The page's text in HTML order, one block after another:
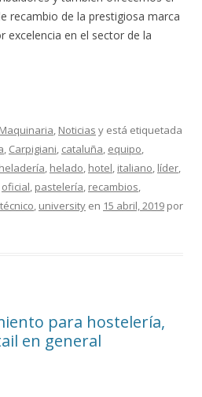
recambio de la prestigiosa marca
excelencia en el sector de la
Maquinaria, Noticias y está etiquetada
, Carpigiani, cataluña, equipo,
heladería, helado, hotel, italiano, líder,
oficial, pastelería, recambios,
técnico, university en 15 abril, 2019 por
para hostelería,
en general